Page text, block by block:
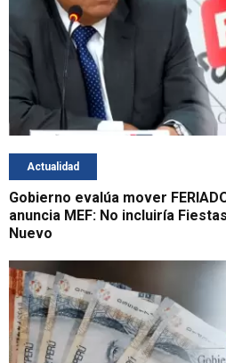
Actualidad
Gobierno evalúa mover
anuncia MEF: No incluiría
Nuevo